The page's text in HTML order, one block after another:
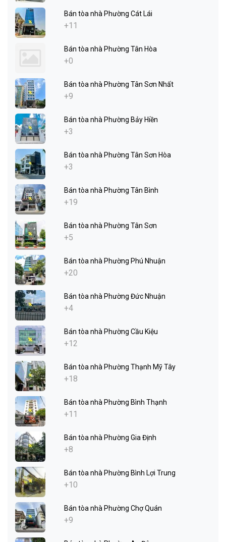
Bán tòa nhà Phường Cát Lái
+11
Bán tòa nhà Phường Tân Hòa
+0
Bán tòa nhà Phường Tân Sơn Nhất
+9
Bán tòa nhà Phường Bảy Hiền
+3
Bán tòa nhà Phường Tân Sơn Hòa
+3
Bán tòa nhà Phường Tân Bình
+19
Bán tòa nhà Phường Tân Sơn
+5
Bán tòa nhà Phường Phú Nhuận
+20
Bán tòa nhà Phường Đức Nhuận
+4
Bán tòa nhà Phường Cầu Kiệu
+12
Bán tòa nhà Phường Thạnh Mỹ Tây
+18
Bán tòa nhà Phường Bình Thạnh
+11
Bán tòa nhà Phường Gia Định
+8
Bán tòa nhà Phường Bình Lợi Trung
+10
Bán tòa nhà Phường Chợ Quán
+9